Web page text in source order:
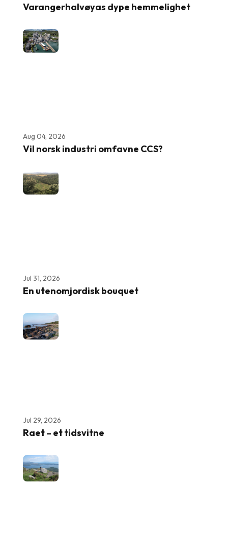
Varangerhalvøyas dype hemmelighet
Aug 04, 2026
Vil norsk industri omfavne CCS?
Jul 31, 2026
En utenomjordisk bouquet
Jul 29, 2026
Raet – et tidsvitne